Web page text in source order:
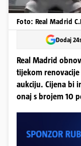
Foto: Real Madrid
Dodaj
Real Madrid
tijekom
aukciju. Cijena bi
onaj s brojem 10